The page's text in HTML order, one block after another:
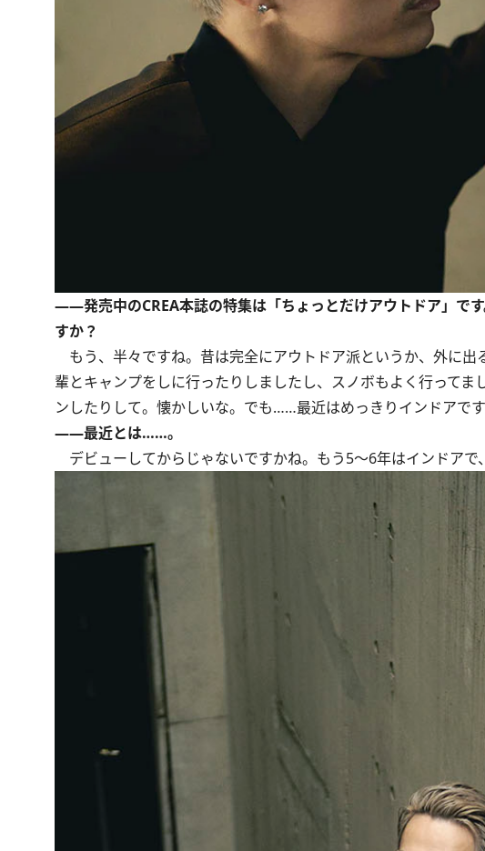
――発売中のCREA本誌の特集は「ちょっとだけアウトドア」で
すか？
もう、半々ですね。昔は完全にアウトドア派というか、外に
輩とキャンプをしに行ったりしましたし、スノボもよく行って
ンしたりして。懐かしいな。でも……最近はめっきりインドアです
――最近とは……。
デビューしてからじゃないですかね。もう5～6年はインドアで